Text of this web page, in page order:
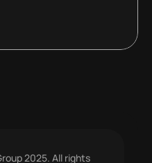
2025. All rights